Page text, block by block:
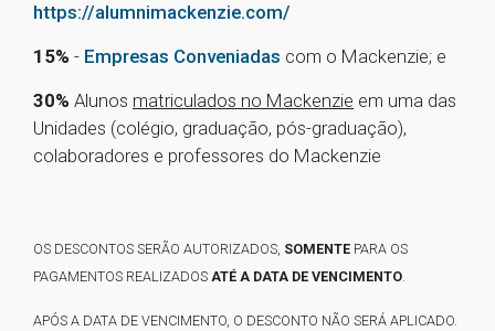
https://alumnimackenzie.com/
15% - Empresas Conveniadas com o Mackenzie; e
30% Alunos matriculados no Mackenzie em uma das
Unidades (colégio, graduação, pós-graduação),
colaboradores e professores do Mackenzie
OS DESCONTOS SERÃO AUTORIZADOS, SOMENTE PARA OS
PAGAMENTOS REALIZADOS ATÉ A DATA DE VENCIMENTO.
APÓS A DATA DE VENCIMENTO, O DESCONTO NÃO SERÁ APLICADO.